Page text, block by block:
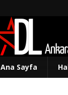
Ana Sayfa